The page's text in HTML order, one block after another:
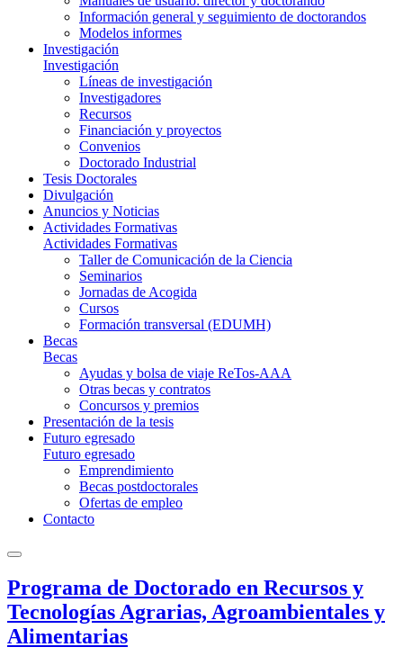
Información general y seguimiento de doctorandos
Modelos informes
Investigación
Investigación
Líneas de investigación
Investigadores
Recursos
Financiación y proyectos
Convenios
Doctorado Industrial
Tesis Doctorales
Divulgación
Anuncios y Noticias
Actividades Formativas
Actividades Formativas
Taller de Comunicación de la Ciencia
Seminarios
Jornadas de Acogida
Cursos
Formación transversal (EDUMH)
Becas
Becas
Ayudas y bolsa de viaje ReTos-AAA
Otras becas y contratos
Concursos y premios
Presentación de la tesis
Futuro egresado
Futuro egresado
Emprendimiento
Becas postdoctorales
Ofertas de empleo
Contacto
Programa de Doctorado en Recursos y
Tecnologías Agrarias, Agroambientales y
Alimentarias